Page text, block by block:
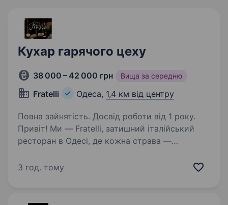
Кухар гарячого цеху
38 000 – 42 000 грн Вища за середню
Fratelli Одеса, 1,4 км від центру
Повна зайнятість. Досвід роботи від 1 року.
Привіт! Ми — Fratelli, затишний італійський
ресторан в Одесі, де кожна страва —
та увагою до деталей. Якщо тобі близька ідея
3 год. тому